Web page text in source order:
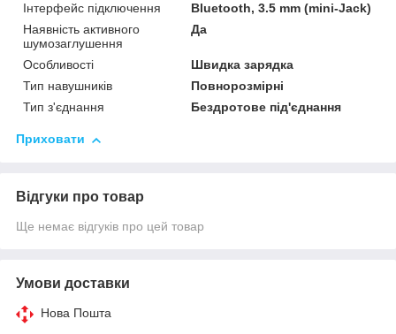
Інтерфейс підключення
Bluetooth, 3.5 mm (mini-Jack)
Наявність активного
шумозаглушення
Да
Особливості
Швидка зарядка
Тип навушників
Повнорозмірні
Тип з'єднання
Бездротове під'єднання
Приховати
Відгуки про товар
Ще немає відгуків про цей товар
Умови доставки
Нова Пошта